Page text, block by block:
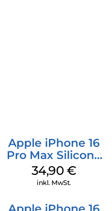
Apple iPhone 16
Pro Max Silicone
Case MagSafe
Denim
34,90 €
inkl. MwSt.